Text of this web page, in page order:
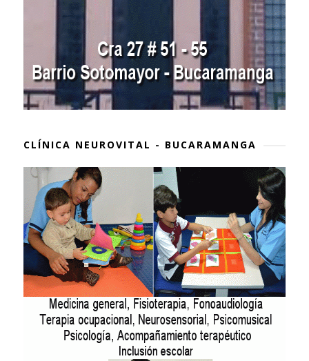
CLÍNICA NEUROVITAL - BUCARAMANGA